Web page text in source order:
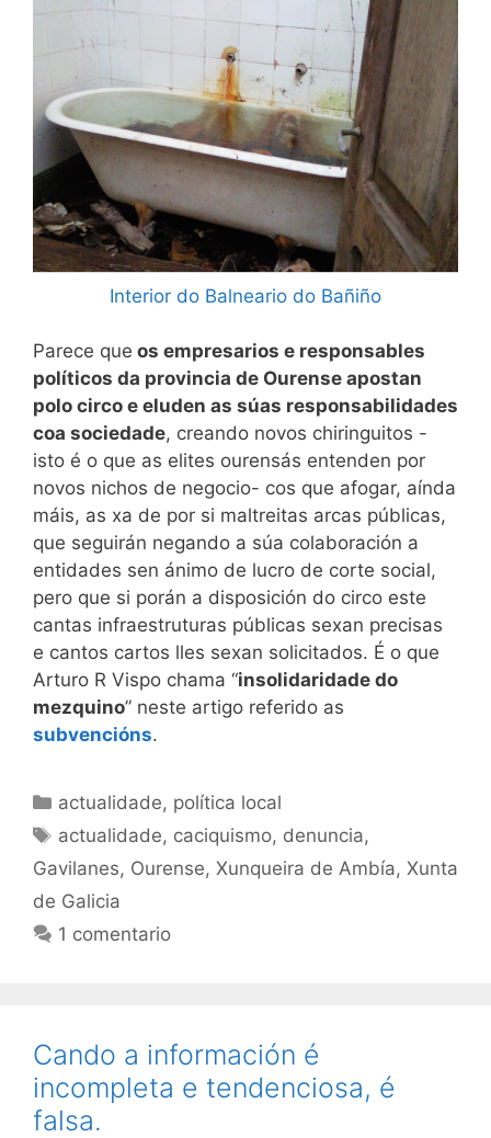
Interior do Balneario do Bañiño
Parece que os empresarios e responsables
políticos da provincia de Ourense apostan
polo circo e eluden as súas responsabilidades
coa sociedade, creando novos chiringuitos -
isto é o que as elites ourensás entenden por
novos nichos de negocio- cos que afogar, aínda
máis, as xa de por si maltreitas arcas públicas,
que seguirán negando a súa colaboración a
entidades sen ánimo de lucro de corte social,
pero que si porán a disposición do circo este
cantas infraestruturas públicas sexan precisas
e cantos cartos lles sexan solicitados. É o que
Arturo R Vispo chama “insolidaridade do
mezquino” neste artigo referido as
subvencións.
Categorías
actualidade, política local
Etiquetas
actualidade, caciquismo, denuncia,
Gavilanes, Ourense, Xunqueira de Ambía, Xunta
de Galicia
1 comentario
Cando a información é
incompleta e tendenciosa, é
falsa.